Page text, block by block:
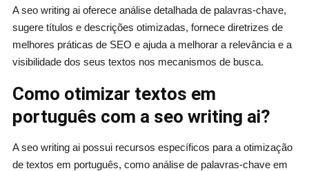
A seo writing ai oferece análise detalhada de palavras-chave,
sugere títulos e descrições otimizadas, fornece diretrizes de
melhores práticas de SEO e ajuda a melhorar a relevância e a
visibilidade dos seus textos nos mecanismos de busca.
Como otimizar textos em
português com a seo writing ai?
A seo writing ai possui recursos específicos para a otimização
de textos em português, como análise de palavras-chave em